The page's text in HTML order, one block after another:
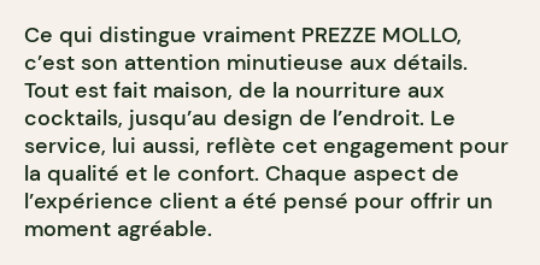
Ce qui distingue vraiment PREZZE MOLLO,
c’est son attention minutieuse aux détails.
Tout est fait maison, de la nourriture aux
cocktails, jusqu’au design de l’endroit. Le
service, lui aussi, reflète cet engagement pour
la qualité et le confort. Chaque aspect de
l’expérience client a été pensé pour offrir un
moment agréable.